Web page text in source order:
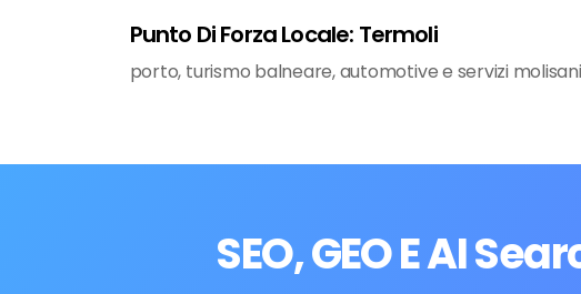
Punto Di Forza Locale: Termoli
porto, turismo balneare, automotive e servizi
SEO, GEO E AI